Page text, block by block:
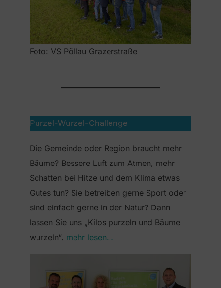
Foto: VS Pöllau Grazerstraße
Purzel-Wurzel-Challenge
Die Gemeinde oder Region braucht mehr
Bäume? Bessere Luft zum Atmen, mehr
Schatten bei Hitze und dem Klima etwas
Gutes tun? Sie betreiben gerne Sport oder
sind einfach gerne in der Natur? Dann
lassen Sie uns „Kilos purzeln und Bäume
wurzeln“. mehr lesen…